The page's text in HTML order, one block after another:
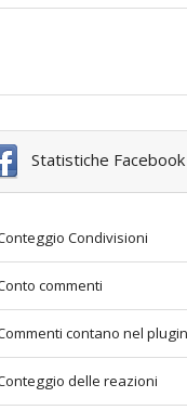
Statistiche Facebook
Condivisioni
commenti
contano nel plugin
delle reazioni